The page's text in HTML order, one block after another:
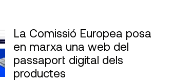
La Comissió Europea posa
en marxa una web del
passaport digital dels
productes